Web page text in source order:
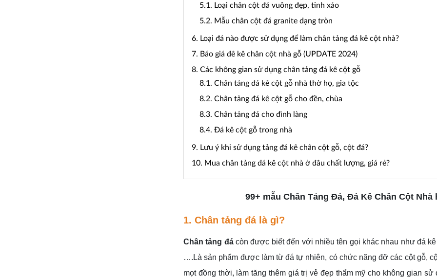
5.1. Loại chân cột đá vuông đẹp, tinh xảo
5.2. Mẫu chân cột đá granite dạng tròn
6. Loại đá nào được sử dụng để làm chân tảng đá kê cột nhà?
7. Báo giá đê kê chân cột nhà gỗ (UPDATE 2024)
8. Các không gian sử dụng chân tảng đá kê cột gỗ
8.1. Chân tảng đá kê cột gỗ nhà thờ họ, gia tộc
8.2. Chân tảng đá kê cột gỗ cho đền, chùa
8.3. Chân tảng đá cho đình làng
8.4. Đá kê cột gỗ trong nhà
9. Lưu ý khi sử dụng tảng đá kê chân cột gỗ, cột đá?
10. Mua chân tảng đá kê cột nhà ở đâu chất lượng, giá rẻ?
99+ mẫu Chân Tảng Đá, Đá Kê Chân Cột
1. Chân tảng đá là gì?
Chân tảng đácòn được biết đến với nhiều tên gọi khác nhau như đá
….Là sản phẩm được làm từ đá tự nhiên, có chức năng đỡ các cột gỗ,
mọt đồng thời, làm tăng thêm giá trị vẻ đẹp thẩm mỹ cho không gian